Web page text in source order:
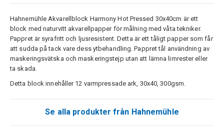
Hahnemühle Akvarellblock Harmony Hot Pressed 30x40cm är ett
block med naturvitt akvarellpapper för målning med våta tekniker.
Pappret är syrafritt och ljusresistent. Detta är ett tåligt papper som får
att sudda på tack vare dess ytbehandling. Pappret tål användning av
maskeringsvätska och maskeringstejp utan att lämna limrester eller
ta skada.
Detta block innehåller 12 varmpressade ark, 30x40, 300gsm.
Se alla produkter från Hahnemühle